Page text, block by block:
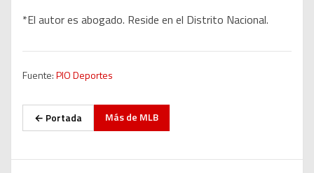
*El autor es abogado. Reside en el Distrito Nacional.
Fuente:PIO Deportes
← Portada Más de MLB